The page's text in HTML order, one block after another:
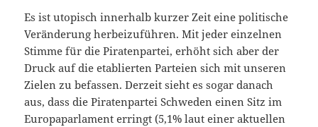
Es ist utopisch innerhalb kurzer Zeit eine politische
Veränderung herbeizuführen. Mit jeder einzelnen
Stimme für die Piratenpartei, erhöht sich aber der
Druck auf die etablierten Parteien sich mit unseren
Zielen zu befassen. Derzeit sieht es sogar danach
aus, dass die Piratenpartei Schweden einen Sitz im
Europaparlament erringt (5,1% laut einer aktuellen